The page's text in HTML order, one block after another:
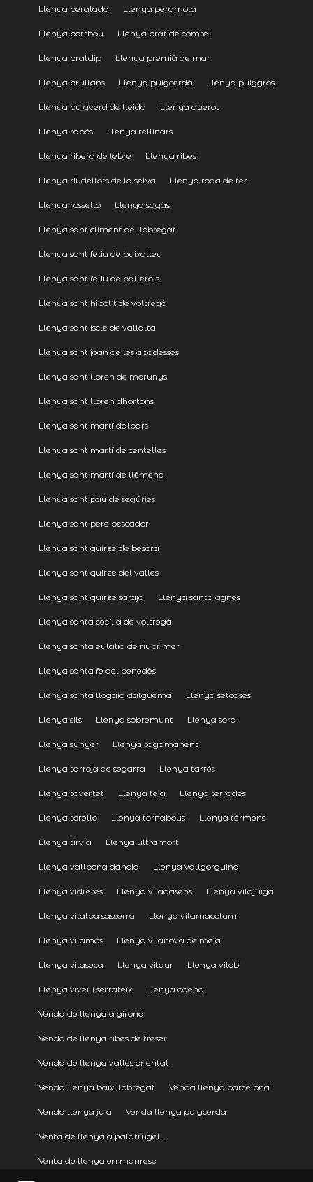
Llenya peralada Llenya peramola
Llenya portbou Llenya prat de comte
Llenya pratdip Llenya premià de mar
Llenya prullans Llenya puigcerdà Llenya puiggròs
Llenya puigverd de lleida Llenya querol
Llenya rabós Llenya rellinars
Llenya ribera de lebre Llenya ribes
Llenya riudellots de la selva Llenya roda de ter
Llenya rosselló Llenya sagàs
Llenya sant climent de llobregat
Llenya sant feliu de buixalleu
Llenya sant feliu de pallerols
Llenya sant hipòlit de voltregà
Llenya sant iscle de vallalta
Llenya sant joan de les abadesses
Llenya sant lloren de morunys
Llenya sant lloren dhortons
Llenya sant martí dalbars
Llenya sant martí de centelles
Llenya sant martí de llémena
Llenya sant pau de segúries
Llenya sant pere pescador
Llenya sant quirze de besora
Llenya sant quirze del vallès
Llenya sant quirze safaja Llenya santa agnes
Llenya santa cecília de voltregà
Llenya santa eulàlia de riuprimer
Llenya santa fe del penedès
Llenya santa llogaia dàlguema Llenya setcases
Llenya sils Llenya sobremunt Llenya sora
Llenya sunyer Llenya tagamanent
Llenya tarroja de segarra Llenya tarrés
Llenya tavertet Llenya teià Llenya terrades
Llenya torello Llenya tornabous Llenya térmens
Llenya tírvia Llenya ultramort
Llenya vallbona danoia Llenya vallgorguina
Llenya vidreres Llenya viladasens Llenya vilajuïga
Llenya vilalba sasserra Llenya vilamacolum
Llenya vilamòs Llenya vilanova de meià
Llenya vilaseca Llenya vilaur Llenya vilobi
Llenya viver i serrateix Llenya òdena
Venda de llenya a girona
Venda de llenya ribes de freser
Venda de llenya valles oriental
Venda llenya baix llobregat Venda llenya barcelona
Venda llenya juia Venda llenya puigcerda
Venta de llenya a palafrugell
Venta de llenya en manresa